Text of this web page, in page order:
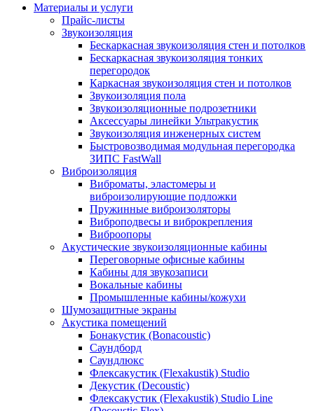
Материалы и услуги
Прайс-листы
Звукоизоляция
Бескаркасная звукоизоляция стен и потолков
Бескаркасная звукоизоляция тонких
перегородок
Каркасная звукоизоляция стен и потолков
Звукоизоляция пола
Звукоизоляционные подрозетники
Аксессуары линейки Ультракустик
Звукоизоляция инженерных систем
Быстровозводимая модульная перегородка
ЗИПС FastWall
Виброизоляция
Виброматы, эластомеры и
виброизолирующие подложки
Пружинные виброизоляторы
Виброподвесы и виброкрепления
Виброопоры
Акустические звукоизоляционные кабины
Переговорные офисные кабины
Кабины для звукозаписи
Вокальные кабины
Промышленные кабины/кожухи
Шумозащитные экраны
Акустика помещений
Бонакустик (Bonacoustic)
Саундборд
Саундлюкс
Флексакустик (Flexakustik) Studio
Декустик (Decoustic)
Флексакустик (Flexakustik) Studio Line